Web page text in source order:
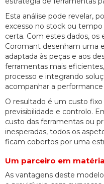
Esta análise pode revelar,
excesso no stock ou
certa. Com estes dados, os
Coromant desenham uma
adaptada às peças e aos
ferramentas mais
processo e integrando
acompanhar a
O resultado é um custo
previsibilidade e controlo.
custo das ferramentas ou
inesperadas, todos os
ficam cobertos por uma
Um parceiro em
As vantagens deste